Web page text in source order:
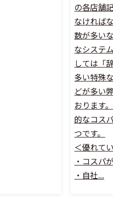
の各店舗
なければ
数が多い
なシステ
しては「
多い特殊
どが多い
おります
的なコス
つです。
＜優れて
・コスパ
・自社...